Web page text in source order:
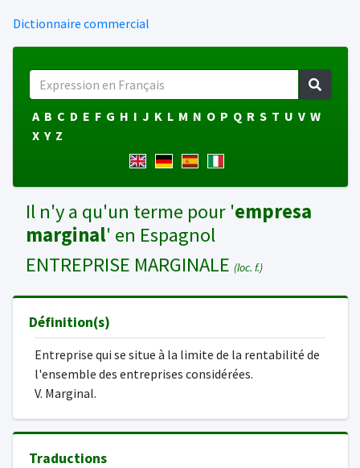
Dictionnaire commercial
A B C D E F G H I J K L M N O P Q R S T U V W
X Y Z
Il n'y a qu'un terme pour 'empresa
marginal' en Espagnol
ENTREPRISE MARGINALE (loc. f.)
Définition(s)
Entreprise qui se situe à la limite de la rentabilité de
l'ensemble des entreprises considérées.
V. Marginal.
Traductions